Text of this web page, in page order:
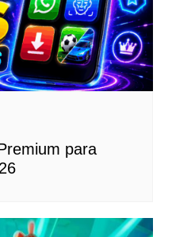
para